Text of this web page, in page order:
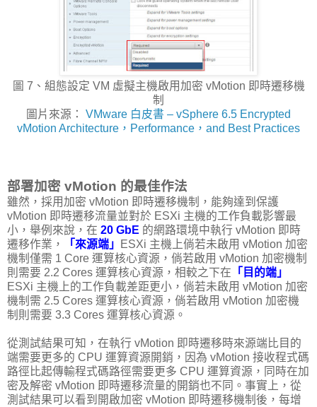
圖 7、組態設定 VM 虛擬主機啟用加密 vMotion 即時遷移機
制
圖片來源： VMware 白皮書 – vSphere 6.5 Encrypted
vMotion Architecture，Performance，and Best Practices
部署加密 vMotion 的最佳作法
雖然，採用加密 vMotion 即時遷移機制，能夠達到保護
vMotion 即時遷移流量並對於 ESXi 主機的工作負載影響最
小，舉例來說，在 20 GbE 的網路環境中執行 vMotion 即時
遷移作業，
「來源端」
ESXi 主機上倘若未啟用 vMotion 加密
機制僅需 1 Core 運算核心資源，倘若啟用 vMotion 加密機制
則需要 2.2 Cores 運算核心資源，相較之下在 「目的端」
ESXi 主機上的工作負載差距更小，倘若未啟用 vMotion 加密
機制需 2.5 Cores 運算核心資源，倘若啟用 vMotion 加密機
制則需要 3.3 Cores 運算核心資源。
從測試結果可知，在執行 vMotion 即時遷移時來源端比目的
端需要更多的 CPU 運算資源開銷，因為 vMotion 接收程式碼
路徑比起傳輸程式碼路徑需要更多 CPU 運算資源，同時在加
密及解密 vMotion 即時遷移流量的開銷也不同。事實上，從
測試結果可以看到開啟加密 vMotion 即時遷移機制後，每增